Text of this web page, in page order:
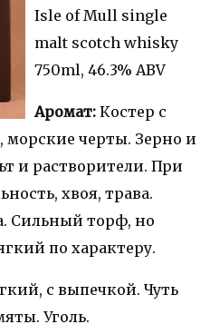
Isle of Mull single
malt scotch whisky
750ml, 46.3% ABV
Аромат: Костер с
черты. Зерно и
и растворители. При
хвоя, трава.
Сильный торф, но
по характеру.
с выпечкой. Чуть
Уголь.